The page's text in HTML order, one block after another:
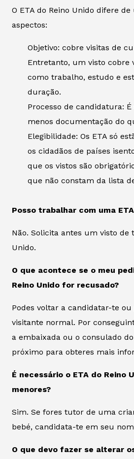
O ETA do Reino Unido difere
aspectos:
Objetivo: cobre visitas de
Entretanto, um visto cobre
como trabalho, estudo e
duração.
Processo de candidatura:
menos documentação do
Elegibilidade: Os ETA só
os cidadãos de países
que os vistos são
que não constam da lista
Posso trabalhar com uma
Não. Solicita antes um visto de
Unido.
O que acontece se o meu
Reino Unido for recusado?
Podes voltar a candidatar-te
visitante normal. Por
a embaixada ou o consulado
próximo para obteres mais
É necessário o ETA do Reino
menores?
Sim. Se fores tutor de uma
bebé, candidata-te em seu
O que devo fazer se alterar